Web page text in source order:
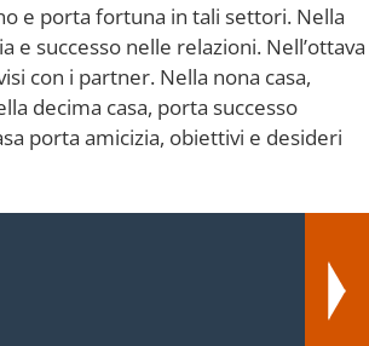
e porta fortuna in tali settori. Nella
successo nelle relazioni. Nell’ottava
con i partner. Nella nona casa,
decima casa, porta successo
porta amicizia, obiettivi e desideri